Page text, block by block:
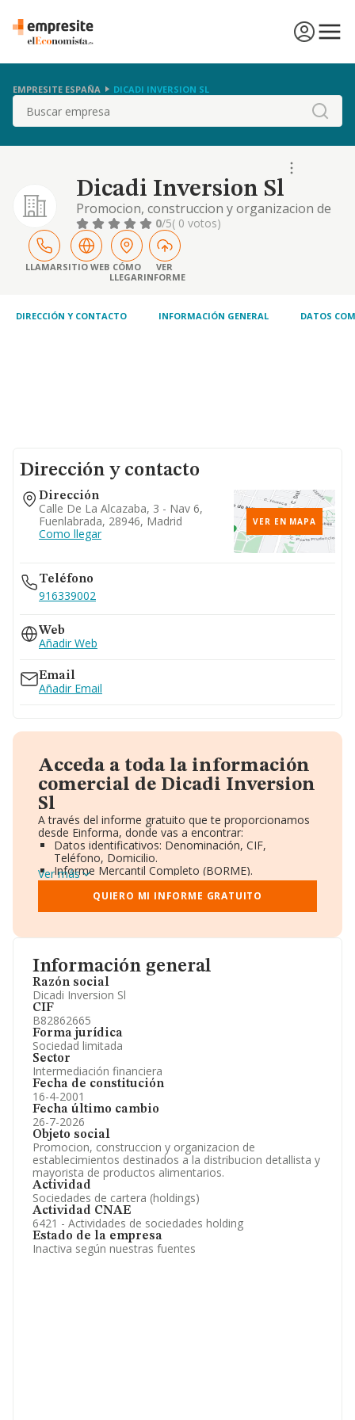
EMPRESITE ESPAÑA DICADI INVERSION SL
Buscar
Dicadi Inversion Sl
Promocion, construccion y organizacion de
establecimientos destinados a la distribucion
detallista y mayorista de productos
alimentarios.
0/5( 0 votos)
LLAMARSITIO WEB CÓMO
LLEGAR
VER
INFORME
DIRECCIÓN Y CONTACTO INFORMACIÓN GENERAL DATOS
Información general
Razón social
Dicadi Inversion Sl
CIF
B82862665
Forma jurídica
Sociedad limitada
Sector
Intermediación financiera
Fecha de constitución
16-4-2001
Fecha último cambio
26-7-2026
Objeto social
Promocion, construccion y organizacion de
establecimientos destinados a la distribucion detallista y
mayorista de productos alimentarios.
Actividad
Sociedades de cartera (holdings)
Actividad CNAE
6421 - Actividades de sociedades holding
Estado de la empresa
Inactiva según nuestras fuentes
Dirección y contacto
Dirección
Calle De La Alcazaba, 3 - Nav 6,
Fuenlabrada, 28946, Madrid
Como llegar
VER EN MAPA
Teléfono
916339002
Web
Añadir Web
Email
Añadir Email
Acceda a toda la información
comercial de Dicadi Inversion
Sl
A través del informe gratuito que te proporcionamos
desde Einforma, donde vas a encontrar:
Datos identificativos: Denominación, CIF,
Teléfono, Domicilio.
Informe Mercantil Completo (BORME).
Gráficos de Evolución Ventas y Empleados.
Consejo de Administración y Administradores.
Directivos y Ejecutivos.
Información oficial y registral complementaria.
Ver más
QUIERO MI INFORME GRATUITO